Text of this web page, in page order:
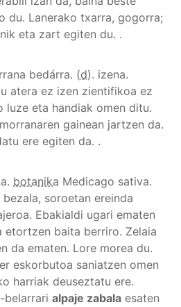
du. Lanerako txarra, gogorra;
eta zart egiten du. .
bedárra. (d). izena.
atera ez izen zientifikoa ez
luze eta handiak omen ditu.
gainean jartzen da.
ere egiten da. .
botanika Medicago sativa.
soroetan ereinda
Ebakialdi ugari ematen
etortzen baita berriro. Zelaia
da ematen. Lore morea du.
eskorbutoa saniatzen omen
harriak deuseztatu ere.
belarrari alpaje zabala esaten